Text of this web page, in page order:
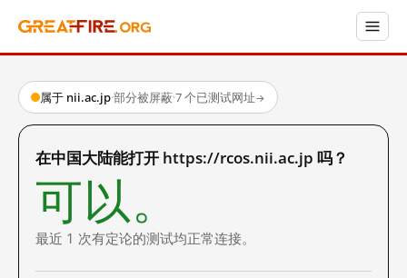
属于 nii.ac.jp·部分被屏蔽·7 个已测试网址→
在中国大陆能打开 https://rcos.nii.ac.jp 吗？
可以。
最近 1 次有定论的测试均正常连接。